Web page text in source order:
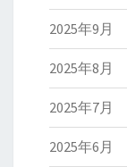
2025年9月
2025年8月
2025年7月
2025年6月